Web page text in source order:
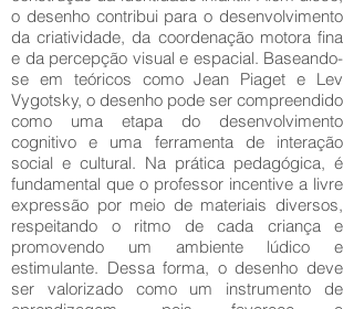
o desenho contribui para o desenvolvimento
da criatividade, da coordenação motora fina
e da percepção visual e espacial. Baseando-
se em teóricos como Jean Piaget e Lev
Vygotsky, o desenho pode ser compreendido
como uma etapa do desenvolvimento
cognitivo e uma ferramenta de interação
social e cultural. Na prática pedagógica, é
fundamental que o professor incentive a livre
expressão por meio de materiais diversos,
respeitando o ritmo de cada criança e
promovendo um ambiente lúdico e
estimulante. Dessa forma, o desenho deve
ser valorizado como um instrumento de